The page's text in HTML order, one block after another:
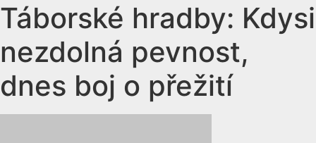
Táborské hradby: Kdysi
nezdolná pevnost,
dnes boj o přežití